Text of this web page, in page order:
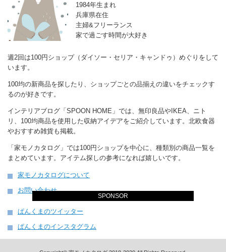
SPONSOR
1984年生まれ
兵庫県在住
主婦&フリーランス
家で過ごす時間が大好き
週2回は100円ショップ（ダイソー・セリア・キャンドゥ）めぐりをして
います。
100均の新商品を探したり、ショップごとの品揃えの違いをチェックす
るのが好きです。
インテリアブログ「SPOON HOME」では、無印良品やIKEA、ニト
リ、100均商品を使用した収納アイデアをご紹介しています。北欧食器
やおすすめ雑貨も掲載。
「家モノカタログ」では100円ショップを中心に、種類別の商品一覧を
まとめています。アイテム探しの参考になれば嬉しいです。
家モノカタログについて
お問い合わせ
ぱんくまのツイッター
ぱんくまのインスタグラム